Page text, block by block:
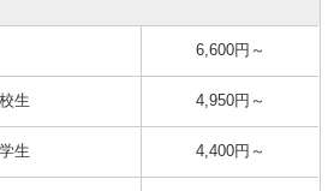
6,600円～
生 4,950円～
生 4,400円～